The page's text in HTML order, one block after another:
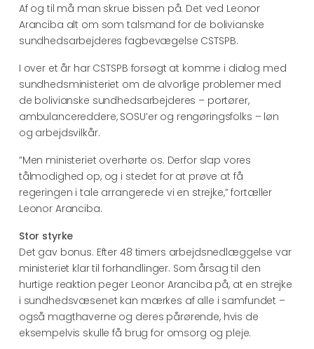
Af og til må man skrue bissen på. Det ved Leonor
Aranciba alt om som talsmand for de bolivianske
sundhedsarbejderes fagbevægelse CSTSPB.
I over et år har CSTSPB forsøgt at komme i dialog med
sundhedsministeriet om de alvorlige problemer med
de bolivianske sundhedsarbejderes – portører,
ambulancereddere, SOSU’er og rengøringsfolks – løn
og arbejdsvilkår.
”Men ministeriet overhørte os. Derfor slap vores
tålmodighed op, og i stedet for at prøve at få
regeringen i tale arrangerede vi en strejke,” fortæller
Leonor Aranciba.
Stor styrke
Det gav bonus. Efter 48 timers arbejdsnedlæggelse var
ministeriet klar til forhandlinger. Som årsag til den
hurtige reaktion peger Leonor Aranciba på, at en strejke
i sundhedsvæsenet kan mærkes af alle i samfundet –
også magthaverne og deres pårørende, hvis de
eksempelvis skulle få brug for omsorg og pleje.